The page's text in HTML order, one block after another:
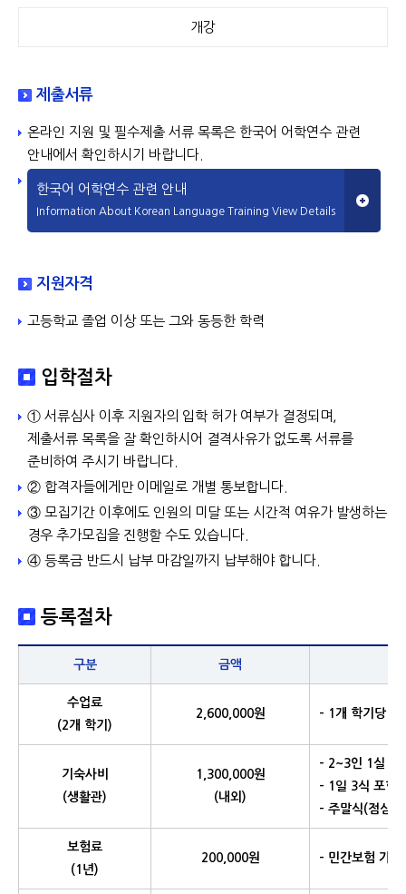
개강
제출서류
온라인 지원 및 필수제출 서류 목록은 한국어 어학연수 관련
안내에서 확인하시기 바랍니다.
한국어 어학연수 관련 안내
Information About Korean Language Training View Details
지원자격
고등학교 졸업 이상 또는 그와 동등한 학력
입학절차
① 서류심사 이후 지원자의 입학 허가 여부가 결정되며,
제출서류 목록을 잘 확인하시어 결격사유가 없도록 서류를
준비하여 주시기 바랍니다.
② 합격자들에게만 이메일로 개별 통보합니다.
③ 모집기간 이후에도 인원의 미달 또는 시간적 여유가 발생하는
경우 추가모집을 진행할 수도 있습니다.
④ 등록금 반드시 납부 마감일까지 납부해야 합니다.
등록절차
구분 금액
수업료
(2개 학기)
2,600,000원 - 1개 학기당
기숙사비
(생활관)
1,300,000원
(내외)
- 2~3인 1실
- 1일 3식 포함
- 주말식(점심·
보험료
(1년)
200,000원 - 민간보험 가입